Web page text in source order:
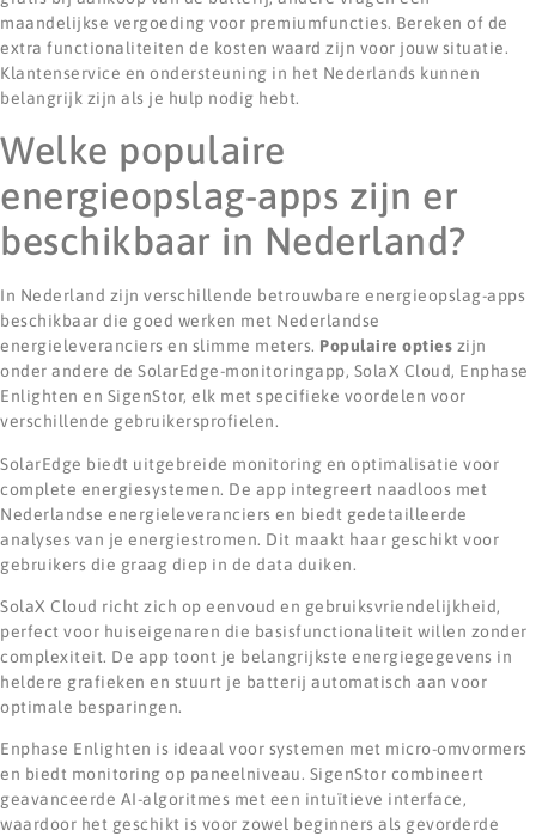
maandelijkse vergoeding voor premiumfuncties. Bereken of de
extra functionaliteiten de kosten waard zijn voor jouw situatie.
Klantenservice en ondersteuning in het Nederlands kunnen
belangrijk zijn als je hulp nodig hebt.
Welke populaire
energieopslag-apps zijn er
beschikbaar in Nederland?
In Nederland zijn verschillende betrouwbare energieopslag-apps
beschikbaar die goed werken met Nederlandse
energieleveranciers en slimme meters. Populaire opties zijn
onder andere de SolarEdge-monitoringapp, SolaX Cloud, Enphase
Enlighten en SigenStor, elk met specifieke voordelen voor
verschillende gebruikersprofielen.
SolarEdge biedt uitgebreide monitoring en optimalisatie voor
complete energiesystemen. De app integreert naadloos met
Nederlandse energieleveranciers en biedt gedetailleerde
analyses van je energiestromen. Dit maakt haar geschikt voor
gebruikers die graag diep in de data duiken.
SolaX Cloud richt zich op eenvoud en gebruiksvriendelijkheid,
perfect voor huiseigenaren die basisfunctionaliteit willen zonder
complexiteit. De app toont je belangrijkste energiegegevens in
heldere grafieken en stuurt je batterij automatisch aan voor
optimale besparingen.
Enphase Enlighten is ideaal voor systemen met micro-omvormers
en biedt monitoring op paneelniveau. SigenStor combineert
geavanceerde AI-algoritmes met een intuïtieve interface,
waardoor het geschikt is voor zowel beginners als gevorderde